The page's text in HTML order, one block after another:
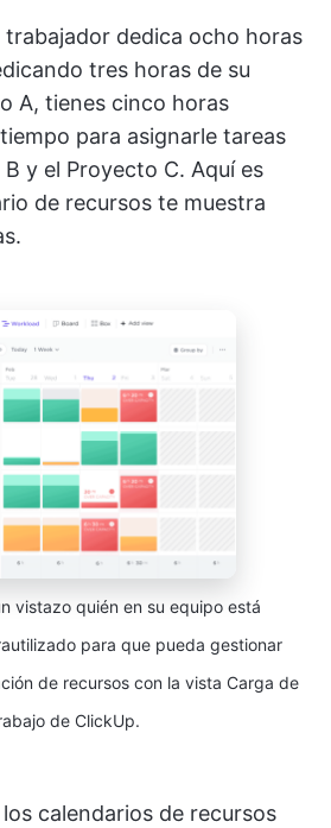
trabajador dedica ocho horas
tres horas de su
A, tienes cinco horas
para asignarle tareas
y el Proyecto C. Aquí es
de recursos te muestra
vistazo quién en su equipo está
para que pueda gestionar
de recursos con la vista Carga de
de ClickUp.
calendarios de recursos